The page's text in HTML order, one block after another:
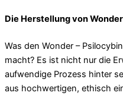
Die Herstellung von Wonder
Was den Wonder –
macht? Es ist nicht nur die
aufwendige Prozess hinter
aus hochwertigen, ethisch